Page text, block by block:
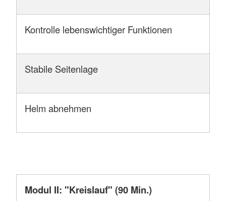
Kontrolle lebenswichtiger Funktionen
Stabile Seitenlage
Helm abnehmen
Modul II: "Kreislauf" (90 Min.)